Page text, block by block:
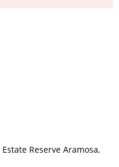
Reserve Aramosa,